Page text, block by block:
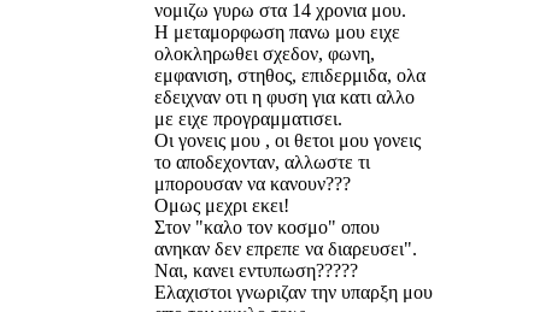
νομιζω γυρω στα 14 χρονια μου.
Η μεταμορφωση πανω μου ειχε
ολοκληρωθει σχεδον, φωνη,
εμφανιση, στηθος, επιδερμιδα, ολα
εδειχναν οτι η φυση για κατι αλλο
με ειχε προγραμματισει.
Οι γονεις μου , οι θετοι μου γονεις
το αποδεχονταν, αλλωστε τι
μπορουσαν να κανουν???
Ομως μεχρι εκει!
Στον "καλο τον κοσμο" οπου
ανηκαν δεν επρεπε να διαρευσει".
Ναι, κανει εντυπωση?????
Ελαχιστοι γνωριζαν την υπαρξη μου